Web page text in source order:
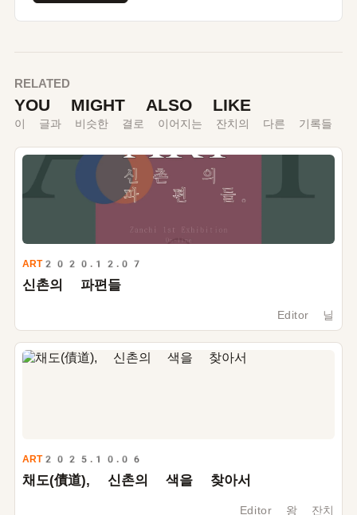
RELATED
YOU MIGHT ALSO LIKE
이 글과 비슷한 결로 이어지는 잔치의 다른 기록들
ART2020.12.07
신촌의 파편들
Editor 닐
ART2025.10.06
채도(債道), 신촌의 색을 찾아서
Editor 왕 잔치